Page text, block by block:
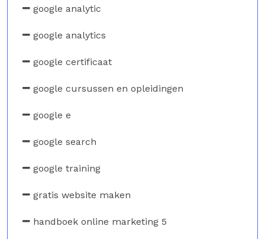
google analytic
google analytics
google certificaat
google cursussen en opleidingen
google e
google search
google training
gratis website maken
handboek online marketing 5